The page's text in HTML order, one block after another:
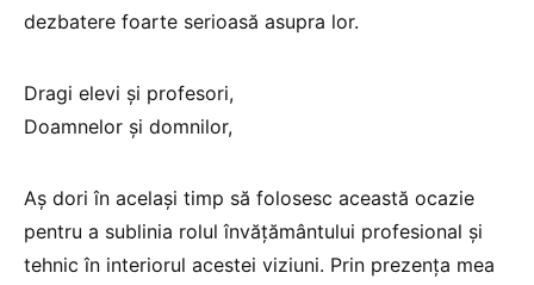
dezbatere foarte serioasă asupra lor.
Dragi elevi şi profesori,
Doamnelor și domnilor,
Aș dori în același timp să folosesc această ocazie
pentru a sublinia rolul învățământului profesional și
tehnic în interiorul acestei viziuni. Prin prezența mea